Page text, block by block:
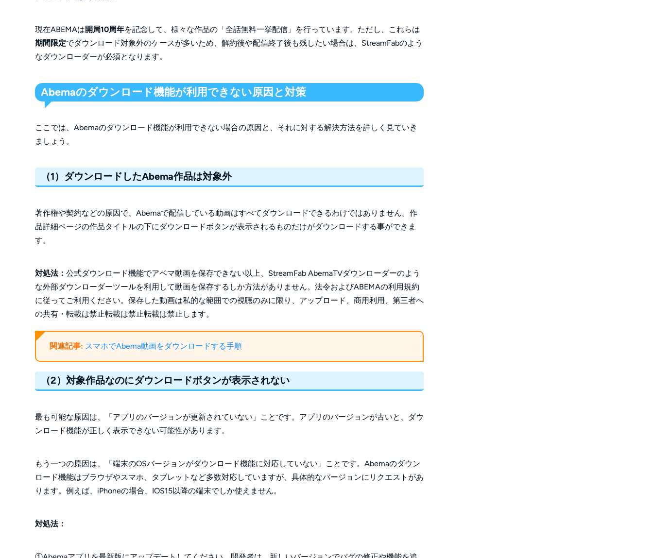
現在ABEMAは開局10周年を記念して、様々な作品の「全話無料一挙配信」を行っています。ただし、これらは
期間限定でダウンロード対象外のケースが多いため、解約後や配信終了後も残したい場合は、StreamFabのよう
なダウンローダーが必須となります。
Abemaのダウンロード機能が利用できない原因と対策
ここでは、Abemaのダウンロード機能が利用できない場合の原因と、それに対する解決方法を詳しく見ていき
ましょう。
（1）ダウンロードしたAbema作品は対象外
著作権や契約などの原因で、Abemaで配信している動画はすべてダウンロードできるわけではありません。作
品詳細ページの作品タイトルの下にダウンロードボタンが表示されるものだけがダウンロードする事ができま
す。
対処法： 公式ダウンロード機能でアベマ動画を保存できない以上、StreamFab AbemaTVダウンローダーのよう
な外部ダウンローダーツールを利用して動画を保存するしか方法がありません。法令およびABEMAの利用規約
に従ってご利用ください。保存した動画は私的な範囲での視聴のみに限り、アップロード、商用利用、第三者へ
の共有・転載は禁止転載は禁止転載は禁止します。
関連記事: スマホでAbema動画をダウンロードする手順
（2）対象作品なのにダウンロードボタンが表示されない
最も可能な原因は、「アプリのバージョンが更新されていない」ことです。アプリのバージョンが古いと、ダウ
ンロード機能が正しく表示できない可能性があります。
もう一つの原因は、「端末のOSバージョンがダウンロード機能に対応していない」ことです。Abemaのダウン
ロード機能はブラウザやスマホ、タブレットなど多数対応していますが、具体的なバージョンにリクエストがあ
ります。例えば、iPhoneの場合、IOS15以降の端末でしか使えません。
対処法：